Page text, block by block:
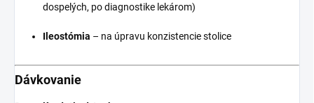
dospelých, po diagnostike lekárom)
Ileostómia – na úpravu konzistencie stolice
Dávkovanie